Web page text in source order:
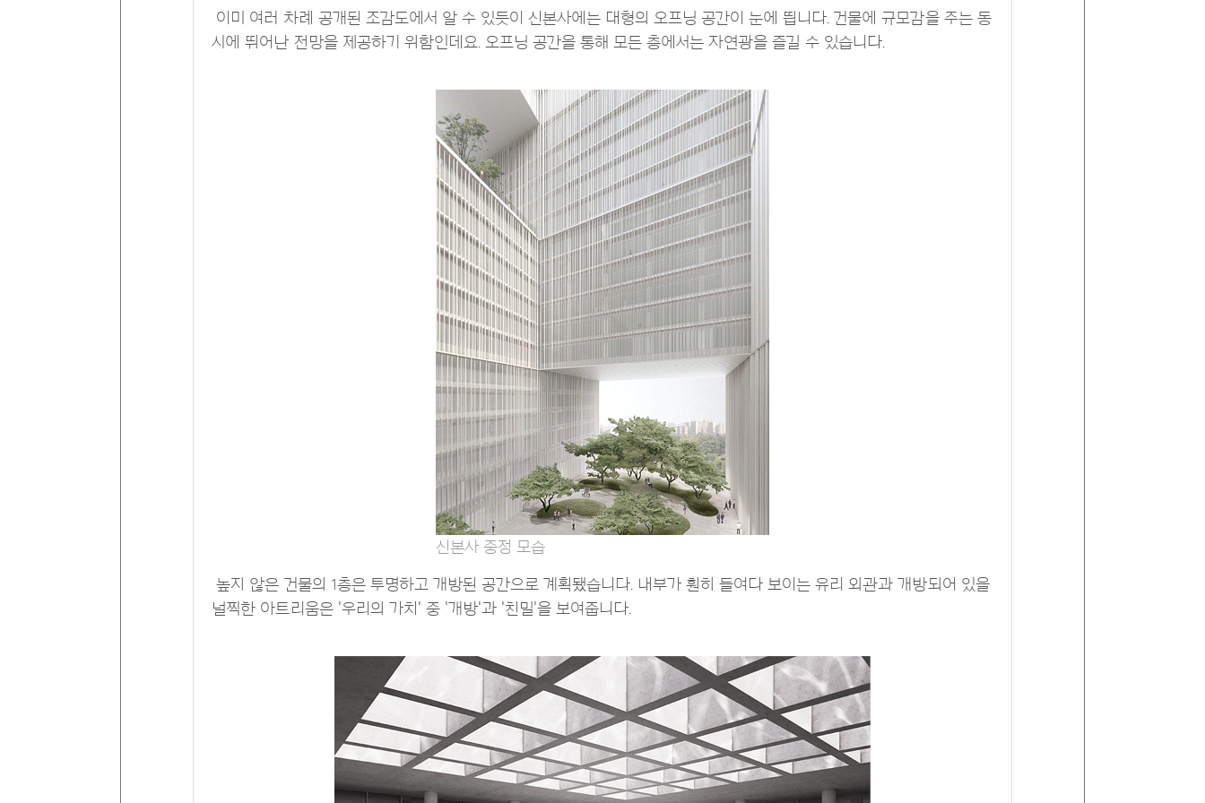
이미 여러 차례 공개된 조감도에서 알 수 있듯이 신본사에는 대형의 오프닝 공간이 눈에 띕니다. 건물에 규모감을 주는 동
시에 뛰어난 전망을 제공하기 위함인데요. 오프닝 공간을 통해 모든 층에서는 자연광을 즐길 수 있습니다.
신본사 중정 모습
높지 않은 건물의 1층은 투명하고 개방된 공간으로 계획됐습니다. 내부가 훤히 들여다 보이는 유리 외관과 개방되어 있을
널찍한 아트리움은 '우리의 가치' 중 '개방'과 '친밀'을 보여줍니다.